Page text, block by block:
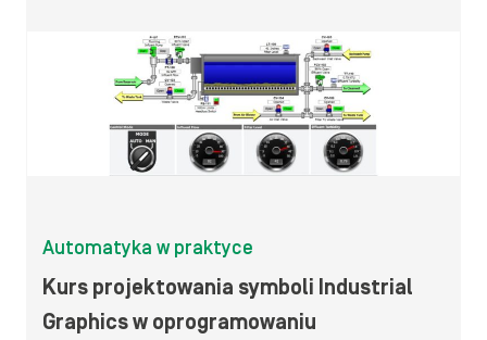
Automatyka w praktyce
Kurs projektowania symboli Industrial
Graphics w oprogramowaniu